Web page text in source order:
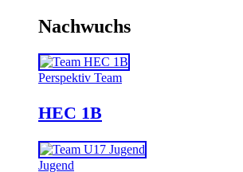
Nachwuchs
Perspektiv Team
HEC 1B
Jugend